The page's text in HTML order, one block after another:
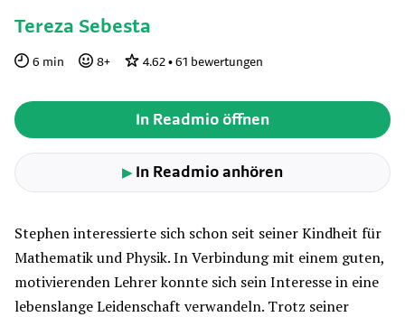
Tereza Sebesta
6 min 8+ 4.62 • 61 bewertungen
In Readmio öffnen
▶In Readmio anhören
Stephen interessierte sich schon seit seiner Kindheit für
Mathematik und Physik. In Verbindung mit einem guten,
motivierenden Lehrer konnte sich sein Interesse in eine
lebenslange Leidenschaft verwandeln. Trotz seiner